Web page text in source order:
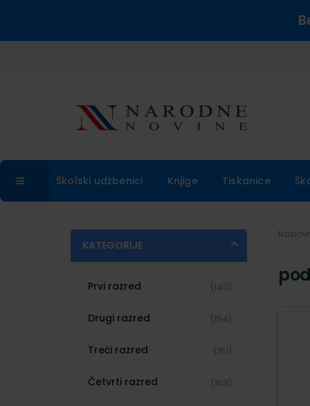
Školski udžbenici Knjige Tiskanice
KATEGORIJE
Prvi razred (140)
Drugi razred (154)
Treći razred (151)
Četvrti razred (169)